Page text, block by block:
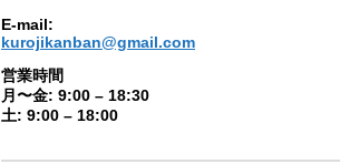
E-mail:
kurojikanban@gmail.com
営業時間
月〜金: 9:00 – 18:30
土: 9:00 – 18:00